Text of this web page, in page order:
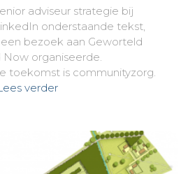
adviseur strategie bij
onderstaande tekst,
bezoek aan Geworteld
organiseerde.
toekomst is communityzorg.
verder